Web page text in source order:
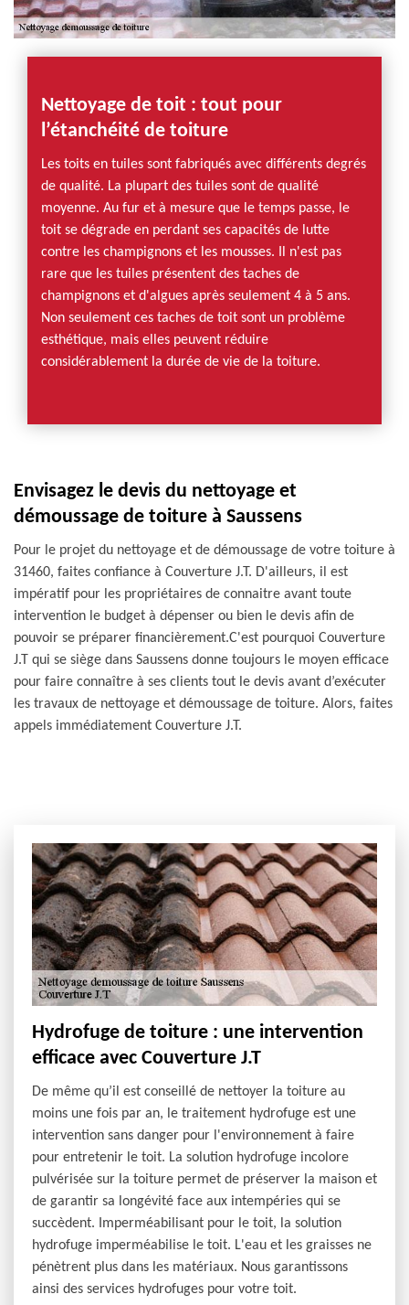
Nettoyage de toit : tout pour
l’étanchéité de toiture
Les toits en tuiles sont fabriqués avec différents degrés
de qualité. La plupart des tuiles sont de qualité
moyenne. Au fur et à mesure que le temps passe, le
toit se dégrade en perdant ses capacités de lutte
contre les champignons et les mousses. Il n'est pas
rare que les tuiles présentent des taches de
champignons et d'algues après seulement 4 à 5 ans.
Non seulement ces taches de toit sont un problème
esthétique, mais elles peuvent réduire
considérablement la durée de vie de la toiture.
Envisagez le devis du nettoyage et
démoussage de toiture à Saussens
Pour le projet du nettoyage et de démoussage de votre toiture à
31460, faites confiance à Couverture J.T. D'ailleurs, il est
impératif pour les propriétaires de connaitre avant toute
intervention le budget à dépenser ou bien le devis afin de
pouvoir se préparer financièrement.C'est pourquoi Couverture
J.T qui se siège dans Saussens donne toujours le moyen efficace
pour faire connaître à ses clients tout le devis avant d’exécuter
les travaux de nettoyage et démoussage de toiture. Alors, faites
appels immédiatement Couverture J.T.
Hydrofuge de toiture : une intervention
efficace avec Couverture J.T
De même qu’il est conseillé de nettoyer la toiture au
moins une fois par an, le traitement hydrofuge est une
intervention sans danger pour l'environnement à faire
pour entretenir le toit. La solution hydrofuge incolore
pulvérisée sur la toiture permet de préserver la maison et
de garantir sa longévité face aux intempéries qui se
succèdent. Imperméabilisant pour le toit, la solution
hydrofuge imperméabilise le toit. L'eau et les graisses ne
pénètrent plus dans les matériaux. Nous garantissons
ainsi des services hydrofuges pour votre toit.